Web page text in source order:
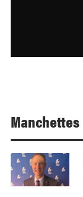
Manchettes